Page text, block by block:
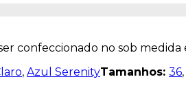
confeccionado no sob
, Azul SerenityTamanhos: 36,